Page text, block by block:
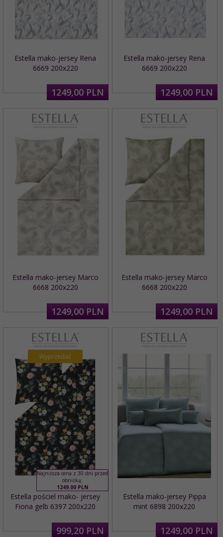
Estella mako-jersey Rena
6669 200x220
1249,00 PLN
Estella mako-jersey Rena
6669 200x220
1249,00 PLN
Estella mako-jersey Marco
6668 200x220
1249,00 PLN
Estella mako-jersey Marco
6668 200x220
1249,00 PLN
Wyprzedaż
Estella pościel mako- jersey
Fiona gelb 6397 200x220
999,20 PLN
Najniższa cena z 30 dni przed
obniżką:
1249.00 PLN
Estella mako-jersey Pippa
mint 6898 200x220
1249,00 PLN